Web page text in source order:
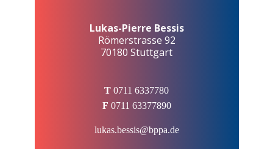
Lukas-Pierre Bessis
Römerstrasse 92
70180 Stuttgart
T 0711 6337780
F 0711 63377890
lukas.bessis@bppa.de